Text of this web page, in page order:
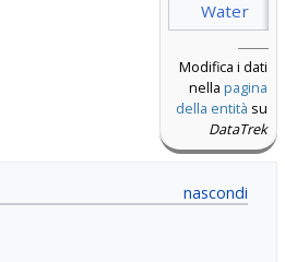
Water
Modifica i dati
nella pagina
della entità su
DataTrek